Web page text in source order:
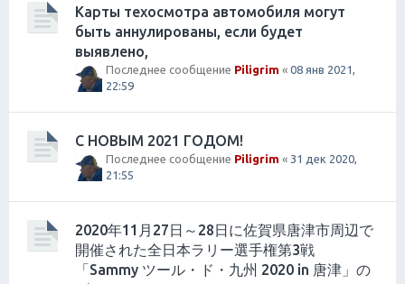
Карты техосмотра автомобиля могут
быть аннулированы, если будет
выявлено,
Последнее сообщение Piligrim « 08 янв 2021,
22:59
С НОВЫМ 2021 ГОДОМ!
Последнее сообщение Piligrim « 31 дек 2020,
21:55
2020年11月27日～28日に佐賀県唐津市周辺で
開催された全日本ラリー選手権第3戦
「Sammy ツール・ド・九州 2020 in 唐津」の